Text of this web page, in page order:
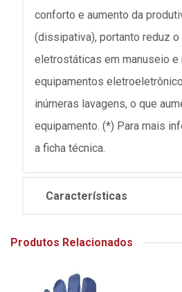
conforto e aumento da
(dissipativa), portanto reduz
eletrostáticas em manuseio e
equipamentos
inúmeras lavagens, o que
equipamento. (*) Para mais
a ficha técnica.
Características
Produtos Relacionados